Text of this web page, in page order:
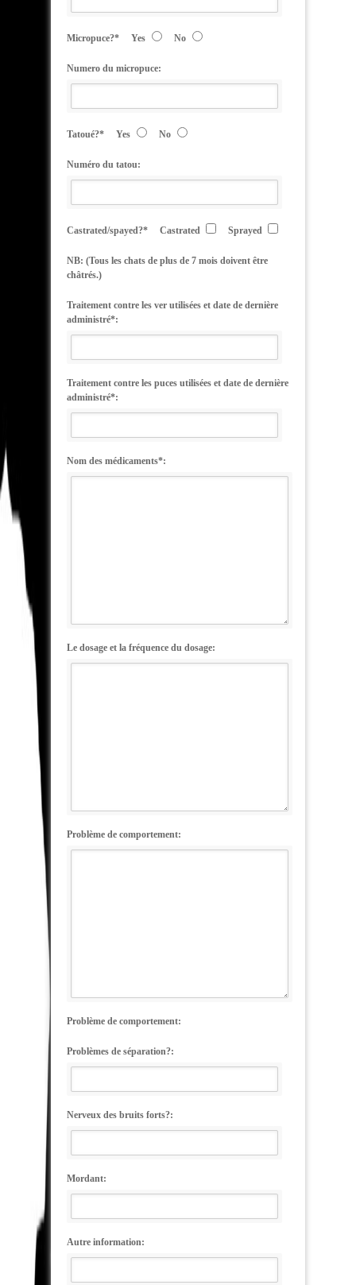
Micropuce?* Yes No
Numero du micropuce:
Tatoué?* Yes No
Numéro du tatou:
Castrated/spayed?* Castrated Sprayed
NB: (Tous les chats de plus de 7 mois doivent être
châtrés.)
Traitement contre les ver utilisées et date de dernière
administré*:
Traitement contre les puces utilisées et date de dernière
administré*:
Nom des médicaments*:
Le dosage et la fréquence du dosage:
Problème de comportement:
Problème de comportement:
Problèmes de séparation?:
Nerveux des bruits forts?:
Mordant:
Autre information: